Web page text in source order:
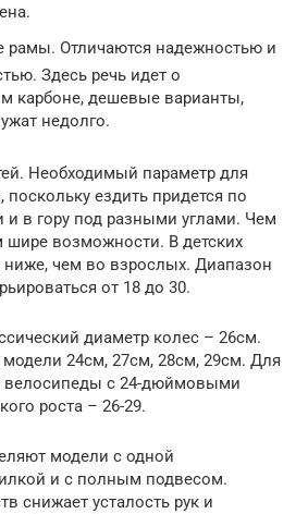
рамы. Отличаются надежностью и
Здесь речь идет о
карбоне, дешевые варианты,
недолго.
Необходимый параметр для
поскольку ездить придется по
и в гору под разными углами. Чем
шире возможности. В детских
ниже, чем во взрослых. Диапазон
от 18 до 30.
диаметр колес – 26см.
модели 24см, 27см, 28см, 29см. Для
велосипеды с 24-дюймовыми
роста – 26-29.
модели с одной
и с полным подвесом.
снижает усталость рук и